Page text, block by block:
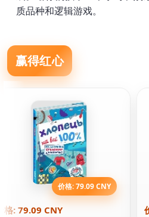
质品种和逻辑游戏。
赢得红心
价格: 79.09 CNY
格: 79.09 CNY